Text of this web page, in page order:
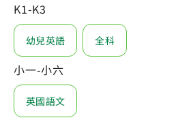
K1-K3
幼兒英語 全科
小一-小六
英國語文